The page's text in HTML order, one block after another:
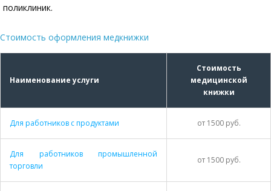
поликлиник.
Стоимость оформления медкнижки
Наименование услуги
Стоимость
медицинской
книжки
Для работников с продуктами от 1500 руб.
Для работников промышленной
торговли
от 1500 руб.